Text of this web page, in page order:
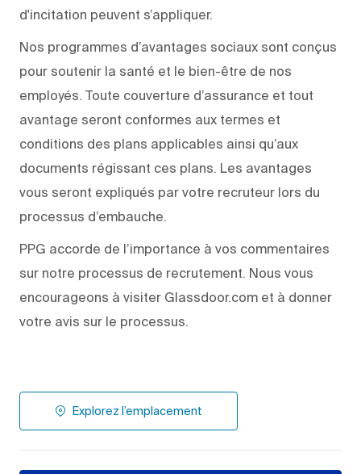
d'incitation peuvent s’appliquer.
Nos programmes d’avantages sociaux sont conçus
pour soutenir la santé et le bien-être de nos
employés. Toute couverture d’assurance et tout
avantage seront conformes aux termes et
conditions des plans applicables ainsi qu’aux
documents régissant ces plans. Les avantages
vous seront expliqués par votre recruteur lors du
processus d’embauche.
PPG accorde de l’importance à vos commentaires
sur notre processus de recrutement. Nous vous
encourageons à visiter Glassdoor.com et à donner
votre avis sur le processus.
Explorez l’emplacement